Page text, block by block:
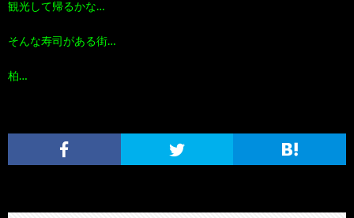
観光して帰るかな…
そんな寿司がある街…
柏…